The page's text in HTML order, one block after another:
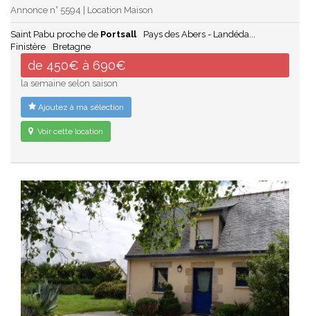
Annonce n° 5594 | Location Maison
Saint Pabu proche de Portsall
Pays des Abers - Landéda...
Finistère
Bretagne
de 450€ à 690€
la semaine selon saison
Ajoutez à ma sélection
Voir cette location